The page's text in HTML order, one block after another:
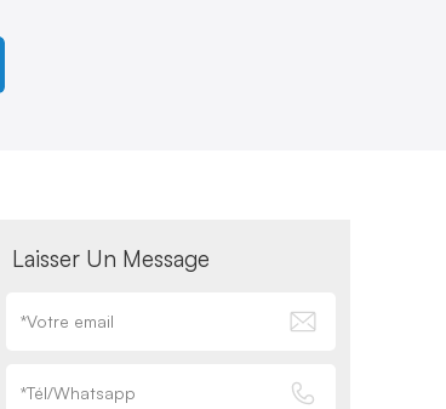
Laisser Un Message